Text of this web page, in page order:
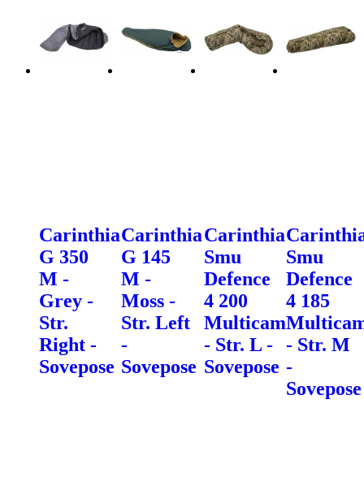
Carinthia
G 350
M -
Grey -
Str.
Right -
Sovepose
Carinthia
G 145
M -
Moss -
Str. Left
-
Sovepose
Carinthia
Smu
Defence
4 200
Multicam
- Str. L -
Sovepose
Smu
Defence
4 185
- Str. M
-
Sovepose